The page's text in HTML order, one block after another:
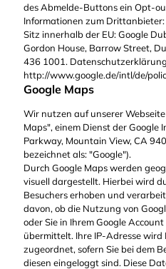
des Abmelde-Buttons ein Opt-
Informationen zum Drittanbieter:
Sitz innerhalb der EU: Google
Gordon House, Barrow Street,
436 1001.
http://www.google.de/intl/de/
Google Maps
Wir nutzen auf unserer
Maps", einem Dienst der Google
Parkway, Mountain View, CA
bezeichnet als: "Google").
Durch Google Maps werden
visuell dargestellt. Hierbei wird
Besuchers erhoben und
davon, ob die Nutzung von
oder Sie in Ihrem Google
übermittelt. Ihre IP-Adresse wird
zugeordnet, sofern Sie bei dem
diesen eingeloggt sind. Diese